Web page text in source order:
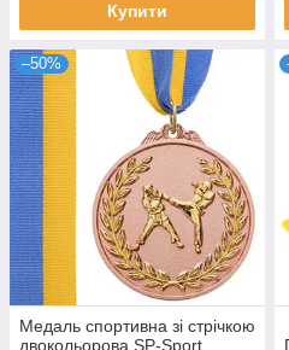
Купити
–50%
Медаль спортивна зі стрічкою
двокольорова SP-Sport